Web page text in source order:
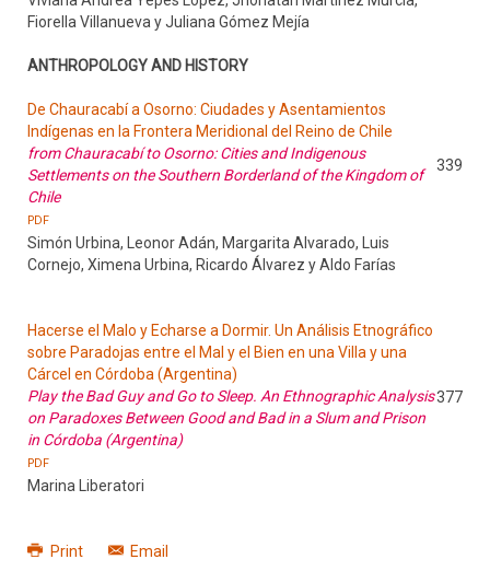
Fiorella Villanueva y Juliana Gómez Mejía
ANTHROPOLOGY AND HISTORY
De Chauracabí a Osorno: Ciudades y Asentamientos
Indígenas en la Frontera Meridional del Reino de Chile
from Chauracabí to Osorno: Cities and Indigenous
Settlements on the Southern Borderland of the Kingdom of
Chile
339
PDF
Simón Urbina, Leonor Adán, Margarita Alvarado, Luis
Cornejo, Ximena Urbina, Ricardo Álvarez y Aldo Farías
Hacerse el Malo y Echarse a Dormir. Un Análisis Etnográfico
sobre Paradojas entre el Mal y el Bien en una Villa y una
Cárcel en Córdoba (Argentina)
Play the Bad Guy and Go to Sleep. An Ethnographic Analysis
on Paradoxes Between Good and Bad in a Slum and Prison
in Córdoba (Argentina)
377
PDF
Marina Liberatori
Print Email